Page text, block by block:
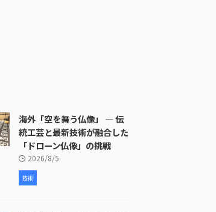
海外「空を舞う仏像」 ― 伝
統工芸と最新技術が融合した
「ドローン仏像」の挑戦
2026/8/5
技術